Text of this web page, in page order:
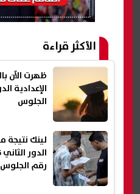
الأكثر قراءة
ظهرت الآن
الجلوس
لينك نتيجة
رقم الجلوس